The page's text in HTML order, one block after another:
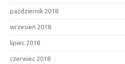
październik 2018
wrzesień 2018
lipiec 2018
czerwiec 2018